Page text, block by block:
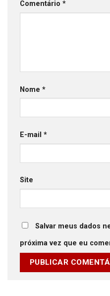
Comentário *
Nome *
E-mail *
Site
Salvar meus dados
próxima vez que eu